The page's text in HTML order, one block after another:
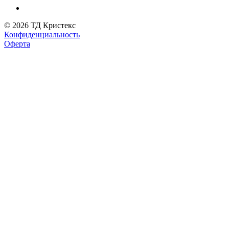
© 2026 ТД Кристекс
Конфиденциальность
Оферта